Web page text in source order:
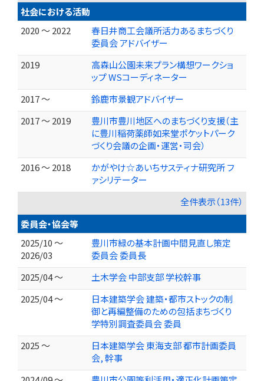
社会における活動
2020 ～ 2022
春日井商工会議所活力あるまちづくり
委員会 アドバイザー
2019
高森山公園未来プラン構想ワークショ
ップ WSコーディネーター
2017 ～
鈴鹿市景観アドバイザー
2017 ～ 2019
豊川市豊川地区へのまちづくり支援（主
に豊川稲荷薬師如来堂ポケットパーク
づくり会議の企画・運営・司会）
2016 ～ 2018
かがやけ☆あいちサスティナ研究所 フ
ァシリテーター
全件表示（13件）
委員会・協会等
2025/10 ～
2026/03
豊川市緑の基本計画中間見直し策定
委員会 委員長
2025/04 ～
土木学会 中部支部 学校幹事
2025/04 ～
日本建築学会 建築・都市ストックの制
御と再編整備のための包括まちづくり
学特別調査委員会 委員
2025 ～
日本建築学会 東海支部 都市計画委員
会, 幹事